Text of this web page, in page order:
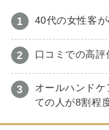
40代の女性客
口コミでの高評
オールハンド
ての人が8割程